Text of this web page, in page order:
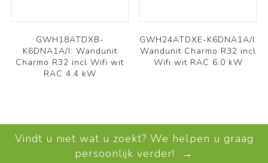
GWH18ATDXB-
K6DNA1A/I: Wandunit
Charmo R32 incl Wifi wit
RAC 4.4 kW
GWH24ATDXE-K6DNA1A/I:
Wandunit Charmo R32 incl
Wifi wit RAC 6.0 kW
Vindt u niet wat u zoekt? We helpen u graag
persoonlijk verder! →